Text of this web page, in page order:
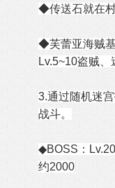
◆传送石就在
◆芙蕾亚海贼
Lv.5~10盗贼、
3.通过随机迷
战斗。
◆BOSS：
约2000